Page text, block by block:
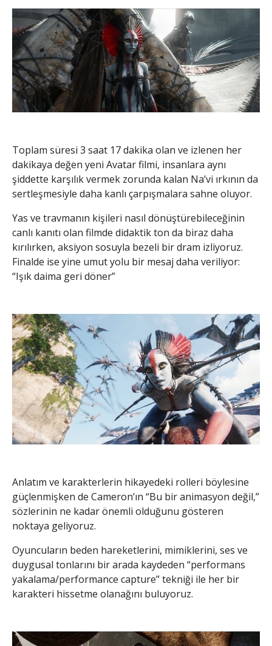
Toplam süresi 3 saat 17 dakika olan ve izlenen her
dakikaya değen yeni Avatar filmi, insanlara aynı
şiddette karşılık vermek zorunda kalan Na’vi ırkının da
sertleşmesiyle daha kanlı çarpışmalara sahne oluyor.
Yas ve travmanın kişileri nasıl dönüştürebileceğinin
canlı kanıtı olan filmde didaktik ton da biraz daha
kırılırken, aksiyon sosuyla bezeli bir dram izliyoruz.
Finalde ise yine umut yolu bir mesaj daha veriliyor:
“Işık daima geri döner”
Anlatım ve karakterlerin hikayedeki rolleri böylesine
güçlenmişken de Cameron’ın “Bu bir animasyon değil,”
sözlerinin ne kadar önemli olduğunu gösteren
noktaya geliyoruz.
Oyuncuların beden hareketlerini, mimiklerini, ses ve
duygusal tonlarını bir arada kaydeden “performans
yakalama/performance capture” tekniği ile her bir
karakteri hissetme olanağını buluyoruz.